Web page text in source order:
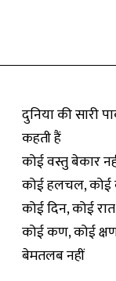
दुनिया की सारी
कहती हैं
कोई वस्तु बेकार
कोई हलचल, कोई
कोई दिन, कोई रात
कोई कण, कोई
बेमतलब नहीं